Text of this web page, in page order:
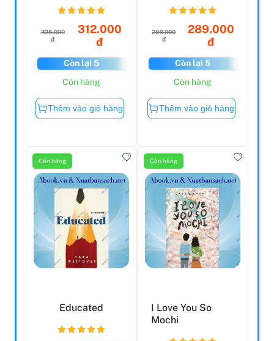
335.000
đ
312.000
đ
Còn lại 5
Còn hàng
Thêm vào giỏ hàng
289.000
đ
289.000
đ
Còn lại 5
Còn hàng
Thêm vào giỏ hàng
Còn hàng
Educated
Còn hàng
I Love You So
Mochi